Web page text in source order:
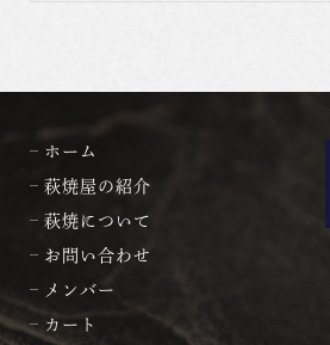
ホーム
萩焼屋の紹介
萩焼について
お問い合わせ
メンバー
カート